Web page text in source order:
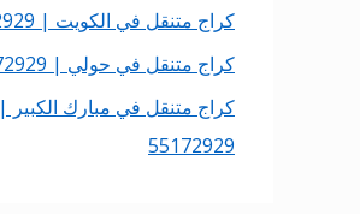
كراج متنقل في الكويت | 55172929
كراج متنقل في حولي | 55172929
كراج متنقل في مبارك الكبير |
55172929